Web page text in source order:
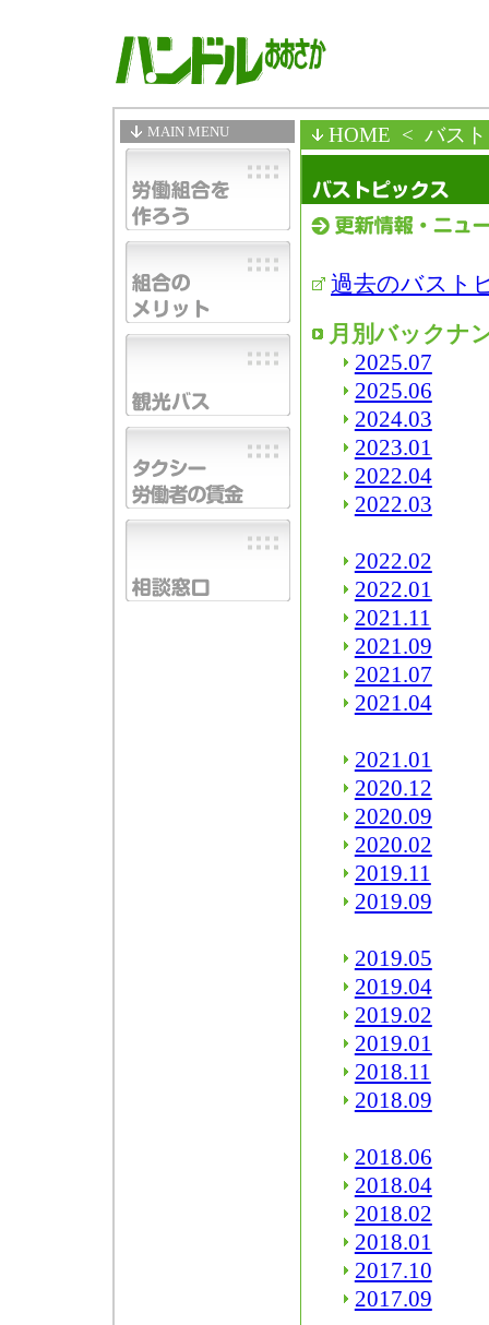
MAIN MENU HOME < バス
過去のバスト
月別バックナ
2025.07
2025.06
2024.03
2023.01
2022.04
2022.03
2022.02
2022.01
2021.11
2021.09
2021.07
2021.04
2021.01
2020.12
2020.09
2020.02
2019.11
2019.09
2019.05
2019.04
2019.02
2019.01
2018.11
2018.09
2018.06
2018.04
2018.02
2018.01
2017.10
2017.09